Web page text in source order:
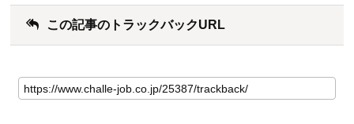
この記事のトラックバックURL
の
記